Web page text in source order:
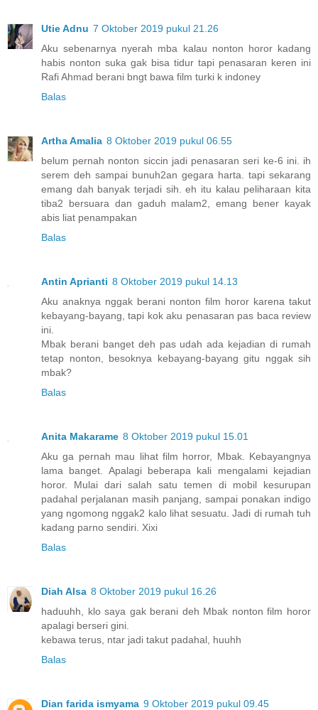
Utie Adnu 7 Oktober 2019 pukul 21.26
Aku sebenarnya nyerah mba kalau nonton horor kadang
habis nonton suka gak bisa tidur tapi penasaran keren ini
Rafi Ahmad berani bngt bawa film turki k indoney
Balas
Artha Amalia 8 Oktober 2019 pukul 06.55
belum pernah nonton siccin jadi penasaran seri ke-6 ini. ih
serem deh sampai bunuh2an gegara harta. tapi sekarang
emang dah banyak terjadi sih. eh itu kalau peliharaan kita
tiba2 bersuara dan gaduh malam2, emang bener kayak
abis liat penampakan
Balas
Antin Aprianti 8 Oktober 2019 pukul 14.13
Aku anaknya nggak berani nonton film horor karena takut
kebayang-bayang, tapi kok aku penasaran pas baca review
ini.
Mbak berani banget deh pas udah ada kejadian di rumah
tetap nonton, besoknya kebayang-bayang gitu nggak sih
mbak?
Balas
Anita Makarame 8 Oktober 2019 pukul 15.01
Aku ga pernah mau lihat film horror, Mbak. Kebayangnya
lama banget. Apalagi beberapa kali mengalami kejadian
horor. Mulai dari salah satu temen di mobil kesurupan
padahal perjalanan masih panjang, sampai ponakan indigo
yang ngomong nggak2 kalo lihat sesuatu. Jadi di rumah tuh
kadang parno sendiri. Xixi
Balas
Diah Alsa 8 Oktober 2019 pukul 16.26
haduuhh, klo saya gak berani deh Mbak nonton film horor
apalagi berseri gini.
kebawa terus, ntar jadi takut padahal, huuhh
Balas
Dian farida ismyama 9 Oktober 2019 pukul 09.45